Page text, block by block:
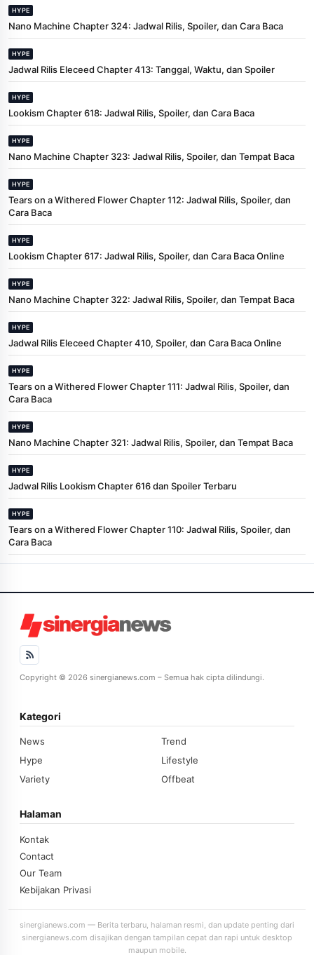
HYPE
Nano Machine Chapter 324: Jadwal Rilis, Spoiler, dan Cara Baca
HYPE
Jadwal Rilis Eleceed Chapter 413: Tanggal, Waktu, dan Spoiler
HYPE
Lookism Chapter 618: Jadwal Rilis, Spoiler, dan Cara Baca
HYPE
Nano Machine Chapter 323: Jadwal Rilis, Spoiler, dan Tempat Baca
HYPE
Tears on a Withered Flower Chapter 112: Jadwal Rilis, Spoiler, dan
Cara Baca
HYPE
Lookism Chapter 617: Jadwal Rilis, Spoiler, dan Cara Baca Online
HYPE
Nano Machine Chapter 322: Jadwal Rilis, Spoiler, dan Tempat Baca
HYPE
Jadwal Rilis Eleceed Chapter 410, Spoiler, dan Cara Baca Online
HYPE
Tears on a Withered Flower Chapter 111: Jadwal Rilis, Spoiler, dan
Cara Baca
HYPE
Nano Machine Chapter 321: Jadwal Rilis, Spoiler, dan Tempat Baca
HYPE
Jadwal Rilis Lookism Chapter 616 dan Spoiler Terbaru
HYPE
Tears on a Withered Flower Chapter 110: Jadwal Rilis, Spoiler, dan
Cara Baca
Copyright © 2026 sinergianews.com – Semua hak cipta dilindungi.
Kategori
News
Trend
Hype
Lifestyle
Variety
Offbeat
Halaman
Kontak
Contact
Our Team
Kebijakan Privasi
sinergianews.com — Berita terbaru, halaman resmi, dan update penting dari
sinergianews.com disajikan dengan tampilan cepat dan rapi untuk desktop
maupun mobile.